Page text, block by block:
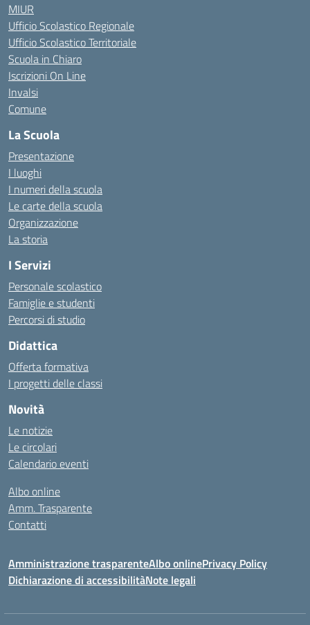
MIUR
Ufficio Scolastico Regionale
Ufficio Scolastico Territoriale
Scuola in Chiaro
Iscrizioni On Line
Invalsi
Comune
La Scuola
Presentazione
I luoghi
I numeri della scuola
Le carte della scuola
Organizzazione
La storia
I Servizi
Personale scolastico
Famiglie e studenti
Percorsi di studio
Didattica
Offerta formativa
I progetti delle classi
Novità
Le notizie
Le circolari
Calendario eventi
Albo online
Amm. Trasparente
Contatti
Amministrazione trasparenteAlbo onlinePrivacy Policy
Dichiarazione di accessibilitàNote legali